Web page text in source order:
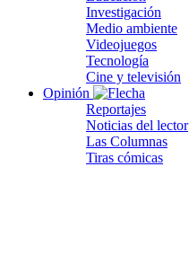
Investigación
Medio ambiente
Videojuegos
Tecnología
Cine y televisión
Opinión
Reportajes
Noticias del lector
Las Columnas
Tiras cómicas